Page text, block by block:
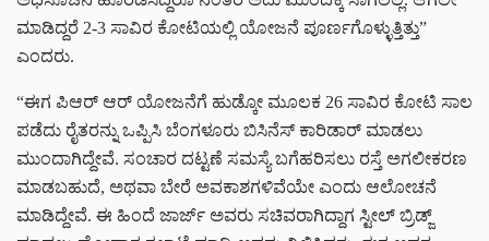
ಮಾಡಿದ್ದರೆ 2-3 ಸಾವಿರ ಕೋಟಿಯಲ್ಲಿ ಯೋಜನೆ ಪೂರ್ಣಗೊಳ್ಳುತ್ತಿತ್ತು”
ಎಂದರು.
“ಈಗ ಪಿಆರ್ ಆರ್ ಯೋಜನೆಗೆ ಹುಡ್ಕೋ ಮೂಲಕ 26 ಸಾವಿರ ಕೋಟಿ ಸಾಲ
ಪಡೆದು ರೈತರನ್ನು ಒಪ್ಪಿಸಿ ಬೆಂಗಳೂರು ಬಿಸಿನೆಸ್ ಕಾರಿಡಾರ್ ಮಾಡಲು
ಮುಂದಾಗಿದ್ದೇವೆ. ಸಂಚಾರ ದಟ್ಟಣೆ ಸಮಸ್ಯೆ ಬಗೆಹರಿಸಲು ರಸ್ತೆ ಅಗಲೀಕರಣ
ಮಾಡಬಹುದೆ, ಅಥವಾ ಬೇರೆ ಅವಕಾಶಗಳಿವೆಯೇ ಎಂದು ಆಲೋಚನೆ
ಮಾಡಿದ್ದೇವೆ. ಈ ಹಿಂದೆ ಜಾರ್ಜ್ ಅವರು ಸಚಿವರಾಗಿದ್ದಾಗ ಸ್ಟೀಲ್ ಬ್ರಿಡ್ಜ್